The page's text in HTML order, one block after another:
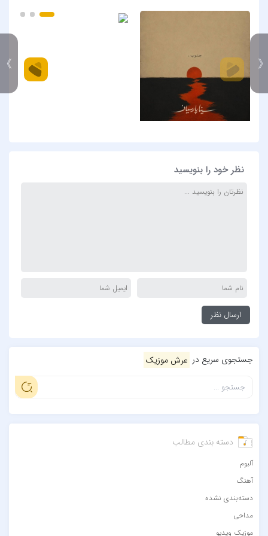
نظر خود را بنویسید
جستجوی سریع در عرش موزیک
دسته بندی مطالب
آلبوم
آهنگ
دسته‌بندی نشده
مداحی
موزیک ویدیو
》